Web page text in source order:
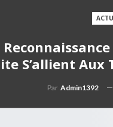
S’allient Aux
Par Admin1392